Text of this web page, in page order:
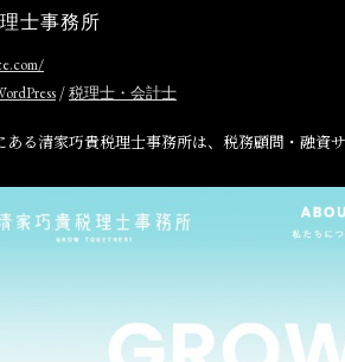
士事務所
/税理士・会計士
ある清家巧貴税理士事務所は、税務顧問・融資